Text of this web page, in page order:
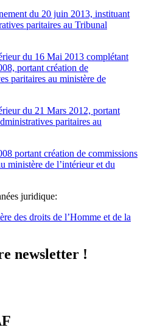
du 20 juin 2013, instituant
paritaires au Tribunal
du 16 Mai 2013 complétant
portant création de
paritaires au ministère de
du 21 Mars 2012, portant
paritaires au
portant création de commissions
ministère de l’intérieur et du
juridique:
droits de l’Homme et de la
newsletter !